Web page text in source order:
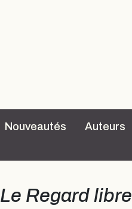
Nouveautés Auteurs
Le Regard libre